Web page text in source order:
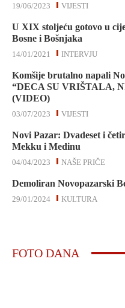
VIJESTI
19/06/2023
U XIX stoljeću gotovo u
Bosne i Bošnjaka
INTERVJU
14/01/2021
Komšije brutalno napali
“DECA SU VRIŠTALA,
(VIDEO)
VIJESTI
03/07/2023
Novi Pazar: Dvadeset i
Mekku i Medinu
NAŠE PRIČE
04/04/2023
Demoliran Novopazarski
KULTURA
29/01/2024
FOTO DANA